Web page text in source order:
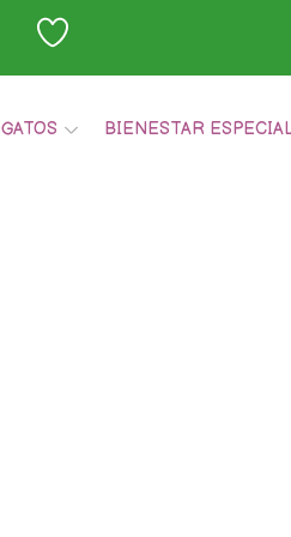
GATOS BIENESTAR